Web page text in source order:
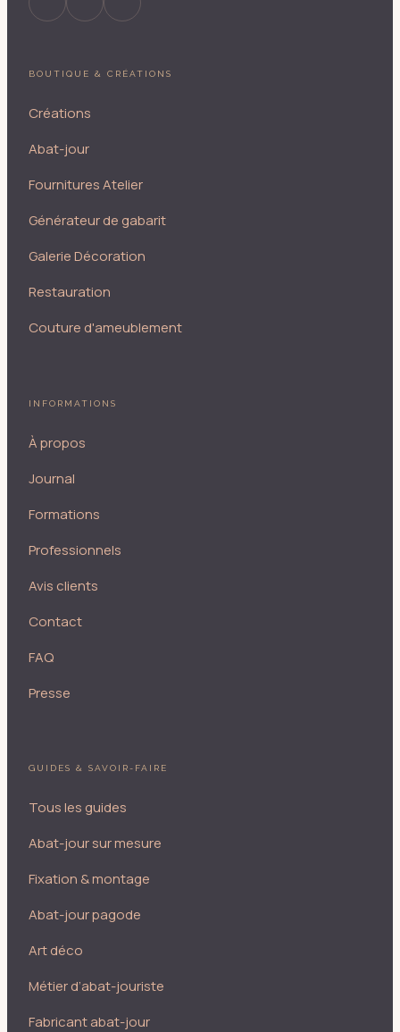
BOUTIQUE & CRÉATIONS
Créations
Abat-jour
Fournitures Atelier
Générateur de gabarit
Galerie Décoration
Restauration
Couture d'ameublement
INFORMATIONS
À propos
Journal
Formations
Professionnels
Avis clients
Contact
FAQ
Presse
GUIDES & SAVOIR-FAIRE
Tous les guides
Abat-jour sur mesure
Fixation & montage
Abat-jour pagode
Art déco
Métier d’abat-jouriste
Fabricant abat-jour